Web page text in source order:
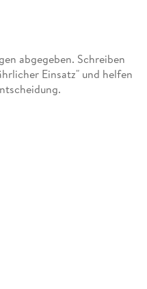
abgegeben. Schreiben
Einsatz" und helfen